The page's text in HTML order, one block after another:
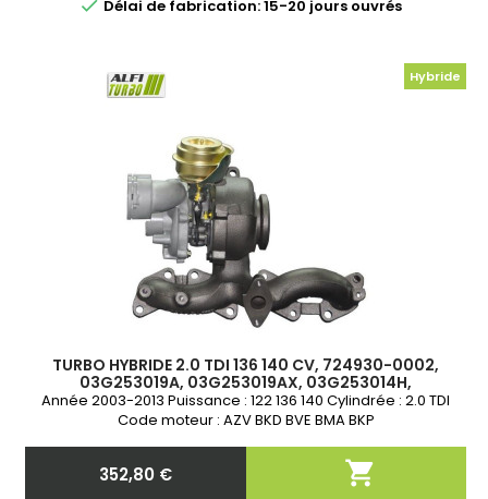
 Délai de fabrication: 15-20 jours ouvrés
Hybride
TURBO HYBRIDE 2.0 TDI 136 140 CV, 724930-0002,
03G253019A, 03G253019AX, 03G253014H,
03G253014HX, 03G253010J, 03G253010JX
Année 2003-2013 Puissance : 122 136 140 Cylindrée : 2.0 TDI
Code moteur : AZV BKD BVE BMA BKP
Prix
352,80 € 